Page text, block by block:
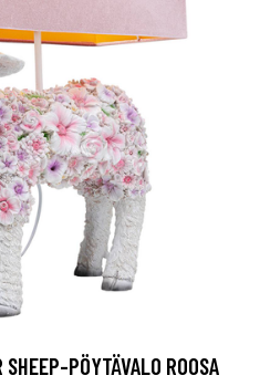
PÖYTÄVALO ROOSA